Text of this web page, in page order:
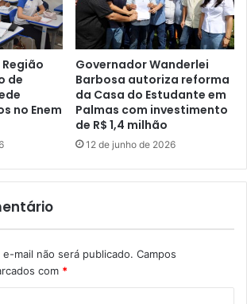
de
no Enem
Governador Wanderlei
Barbosa autoriza reforma
da Casa do Estudante em
Palmas com investimento
de R$ 1,4 milhão
12 de junho de 2026
mail não será publicado. Campos
com *